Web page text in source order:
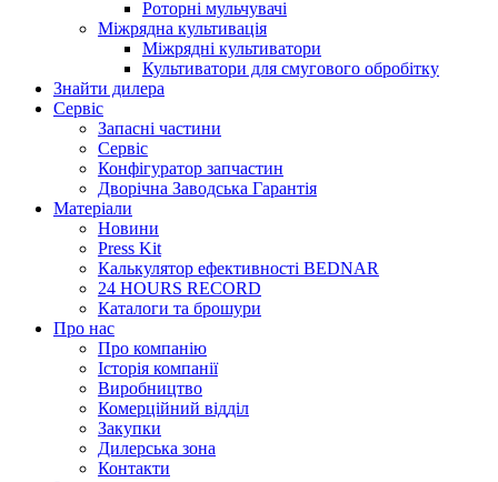
Pоторні мульчувачі
Міжрядна культивація
Міжрядні культиватори
Культиватори для смугового обробітку
Знайти дилера
Сервіс
Запасні частини
Сервіс
Конфігуратор запчастин
Дворічна Заводська Гарантія
Матеріали
Новини
Press Kit
Калькулятор ефективності BEDNAR
24 HOURS RECORD
Каталоги та брошури
Про нас
Про компанію
Історія компанії
Виробництво
Комерційний відділ
Закупки
Дилерська зона
Контакти